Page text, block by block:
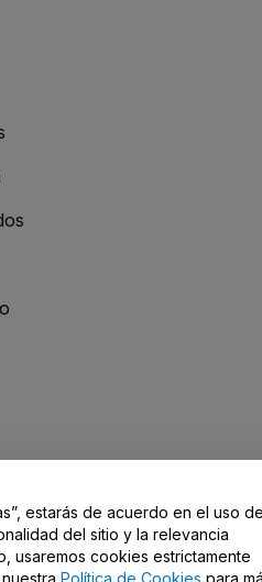
estarás de acuerdo en el uso
del sitio y la relevancia
usaremos cookies estrictamente
Política de Cookies para